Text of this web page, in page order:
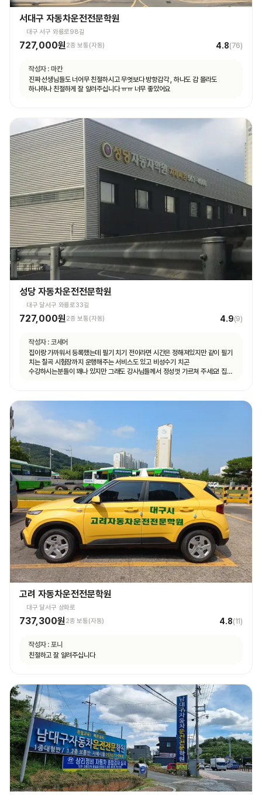
서대구 자동차운전전문학원
대구 서구 와룡로98길
727,000원2종 보통(자동) 4.8(76)
작성자 : 마칸
진짜 선생님들도 너어무 친절하시고 무엇보다 방향감각 , 하나도 감 몰라도
하나하나 친절하게 잘 알려주십니다 ㅠㅠ 너무 좋았어요
성당 자동차운전전문학원
대구 달서구 와룡로33길
727,000원2종 보통(자동) 4.9(9)
작성자 : 코세어
집이랑 가까워서 등록했는데 필기 치기 전이라면 시간은 정해져있지만 같이 필기
치는 칠곡 시험장까지 운행해주는 서비스도 있고 비성수기 치곤
수강하시는분들이 꽤나 있지만 그래도 강사님들께서 정성껏 가르쳐 주세요! 집
고려 자동차운전전문학원
대구 달서구 상화로
737,300원 2종 보통(자동) 4.8(11)
작성자 : 포니
친절하고 잘 알려주십니다